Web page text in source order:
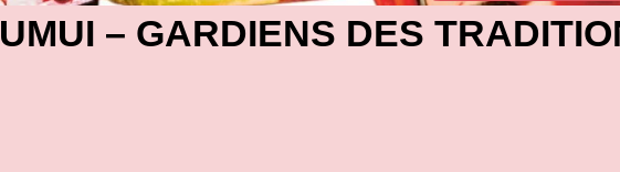
UMUI – GARDIENS DES